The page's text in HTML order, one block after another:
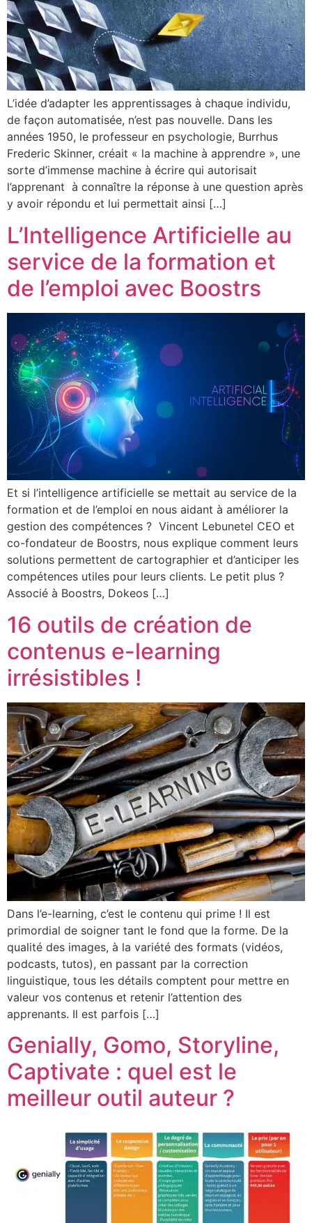
L’idée d’adapter les apprentissages à chaque individu,
de façon automatisée, n’est pas nouvelle. Dans les
années 1950, le professeur en psychologie, Burrhus
Frederic Skinner, créait « la machine à apprendre », une
sorte d’immense machine à écrire qui autorisait
l’apprenant à connaître la réponse à une question après
y avoir répondu et lui permettait ainsi […]
L’Intelligence Artificielle au
service de la formation et
de l’emploi avec Boostrs
Et si l’intelligence artificielle se mettait au service de la
formation et de l’emploi en nous aidant à améliorer la
gestion des compétences ? Vincent Lebunetel CEO et
co-fondateur de Boostrs, nous explique comment leurs
solutions permettent de cartographier et d’anticiper les
compétences utiles pour leurs clients. Le petit plus ?
Associé à Boostrs, Dokeos […]
16 outils de création de
contenus e-learning
irrésistibles !
Dans l’e-learning, c’est le contenu qui prime ! Il est
primordial de soigner tant le fond que la forme. De la
qualité des images, à la variété des formats (vidéos,
podcasts, tutos), en passant par la correction
linguistique, tous les détails comptent pour mettre en
valeur vos contenus et retenir l’attention des
apprenants. Il est parfois […]
Genially, Gomo, Storyline,
Captivate : quel est le
meilleur outil auteur ?